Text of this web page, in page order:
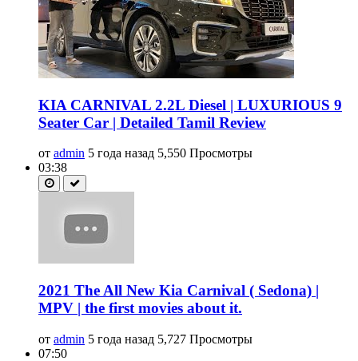
KIA CARNIVAL 2.2L Diesel | LUXURIOUS 9
Seater Car | Detailed Tamil Review
от admin 5 года назад 5,550 Просмотры
03:38
2021 The All New Kia Carnival ( Sedona) |
MPV | the first movies about it.
от admin 5 года назад 5,727 Просмотры
07:50